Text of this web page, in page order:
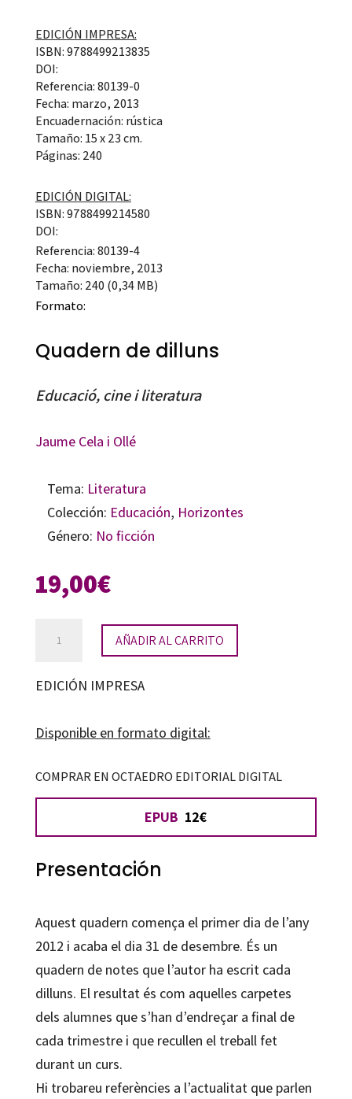
EDICIÓN IMPRESA:
ISBN: 9788499213835
DOI:
Referencia: 80139-0
Fecha: marzo, 2013
Encuadernación: rústica
Tamaño: 15 x 23 cm.
Páginas: 240
EDICIÓN DIGITAL:
ISBN: 9788499214580
DOI:
Referencia: 80139-4
Fecha: noviembre, 2013
Tamaño: 240 (0,34 MB)
Formato:
Quadern de dilluns
Educació, cine i literatura
Jaume Cela i Ollé
Tema: Literatura
Colección: Educación, Horizontes
Género: No ficción
19,00€
dilluns
AÑADIR AL CARRITO
EDICIÓN IMPRESA
Disponible en formato digital:
COMPRAR EN OCTAEDRO EDITORIAL DIGITAL
EPUB 12€
Presentación
Aquest quadern comença el primer dia de l’any
2012 i acaba el dia 31 de desembre. És un
quadern de notes que l’autor ha escrit cada
dilluns. El resultat és com aquelles carpetes
dels alumnes que s’han d’endreçar a final de
cada trimestre i que recullen el treball fet
durant un curs.
Hi trobareu referències a l’actualitat que parlen